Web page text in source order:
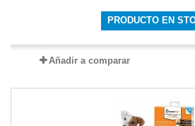
PRODUCTO EN
Añadir a comparar